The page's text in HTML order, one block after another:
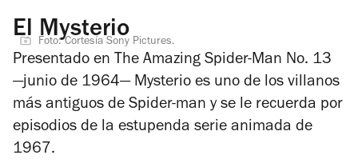
El Mysterio
Foto: Cortesía Sony Pictures.
Presentado en The Amazing Spider-Man No. 13
—junio de 1964— Mysterio es uno de los villanos
más antiguos de Spider-man y se le recuerda por
episodios de la estupenda serie animada de
1967.